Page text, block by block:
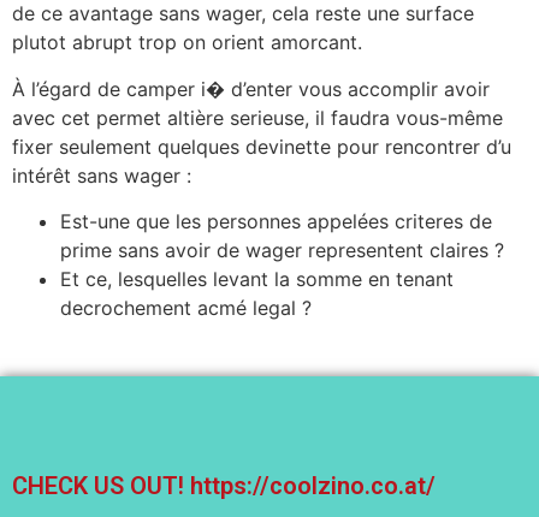
de ce avantage sans wager, cela reste une surface
plutot abrupt trop on orient amorcant.
À l’égard de camper i� d’enter vous accomplir avoir
avec cet permet altière serieuse, il faudra vous-même
fixer seulement quelques devinette pour rencontrer d’u
intérêt sans wager :
Est-une que les personnes appelées criteres de
prime sans avoir de wager representent claires ?
Et ce, lesquelles levant la somme en tenant
decrochement acmé legal ?
CHECK US OUT! https://coolzino.co.at/